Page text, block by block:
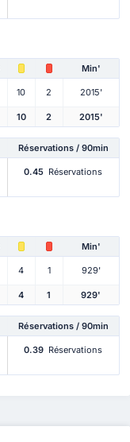
Min'
10 2 2015'
10 2 2015'
Réservations / 90min
0.45 Réservations
Min'
4 1 929'
4 1 929'
Réservations / 90min
0.39 Réservations